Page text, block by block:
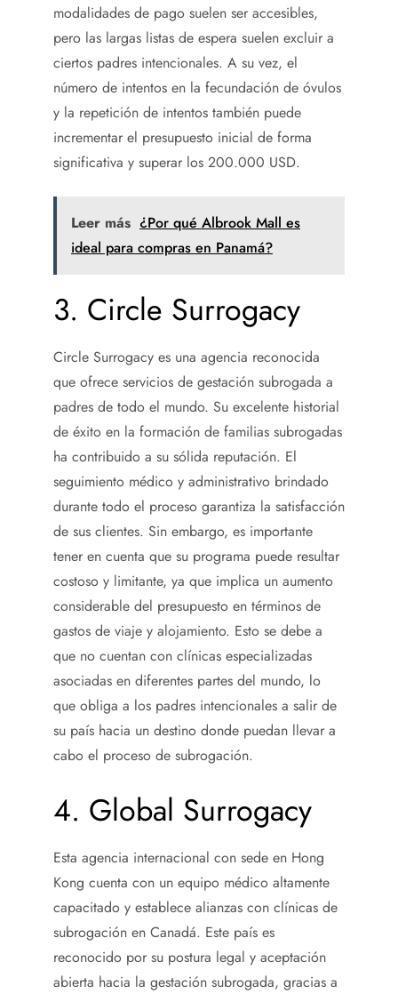
modalidades de pago suelen ser accesibles,
pero las largas listas de espera suelen excluir a
ciertos padres intencionales. A su vez, el
número de intentos en la fecundación de óvulos
y la repetición de intentos también puede
incrementar el presupuesto inicial de forma
significativa y superar los 200.000 USD.
Leer más ¿Por qué Albrook Mall es
ideal para compras en Panamá?
3. Circle Surrogacy
Circle Surrogacy es una agencia reconocida
que ofrece servicios de gestación subrogada a
padres de todo el mundo. Su excelente historial
de éxito en la formación de familias subrogadas
ha contribuido a su sólida reputación. El
seguimiento médico y administrativo brindado
durante todo el proceso garantiza la satisfacción
de sus clientes. Sin embargo, es importante
tener en cuenta que su programa puede resultar
costoso y limitante, ya que implica un aumento
considerable del presupuesto en términos de
gastos de viaje y alojamiento. Esto se debe a
que no cuentan con clínicas especializadas
asociadas en diferentes partes del mundo, lo
que obliga a los padres intencionales a salir de
su país hacia un destino donde puedan llevar a
cabo el proceso de subrogación.
4. Global Surrogacy
Esta agencia internacional con sede en Hong
Kong cuenta con un equipo médico altamente
capacitado y establece alianzas con clínicas de
subrogación en Canadá. Este país es
reconocido por su postura legal y aceptación
abierta hacia la gestación subrogada, gracias a